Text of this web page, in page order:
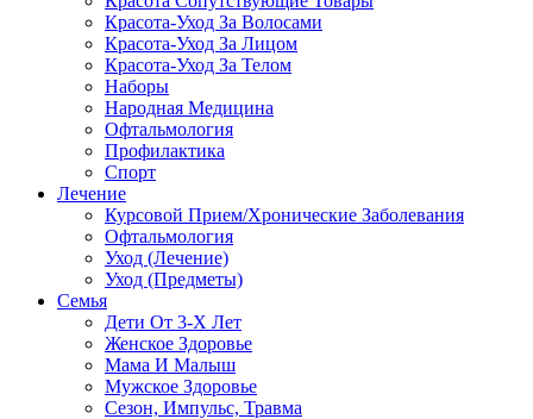
Красота-Уход За Волосами
Красота-Уход За Лицом
Красота-Уход За Телом
Наборы
Народная Медицина
Офтальмология
Профилактика
Спорт
Лечение
Курсовой Прием/Хронические Заболевания
Офтальмология
Уход (Лечение)
Уход (Предметы)
Семья
Дети От 3-Х Лет
Женское Здоровье
Мама И Малыш
Мужское Здоровье
Сезон, Импульс, Травма